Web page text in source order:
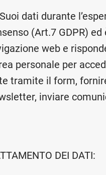
dati durante
(Art.7 GDPR)
web e
personale per
tramite il form,
inviare
DEI DATI: